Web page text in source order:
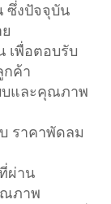
ซึ่งปัจจุบัน
เพื่อตอบรับ
กค้า
บและคุณภาพ
ราคาพัดลม
ผ่าน
ณภาพ